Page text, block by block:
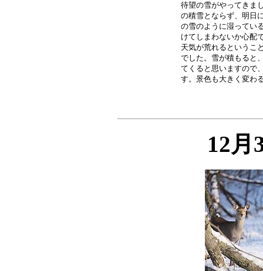
待望の雪がやってきま
の積雪とならず、明日
の雪のように湿ってい
けてしまわないか心配
天気が荒れるというこ
でした。雪が積もると
てくると思いますので
12月